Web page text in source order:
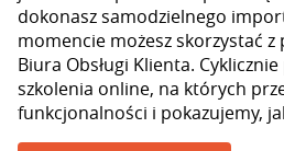
dokonasz samodzielnego
momencie możesz skorzystać
Biura Obsługi Klienta.
szkolenia online, na których
funkcjonalności i pokazujemy,